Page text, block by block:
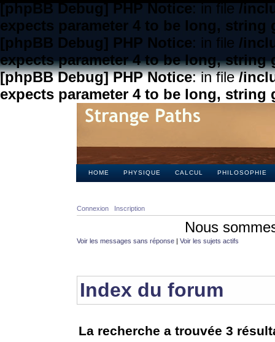
[phpBB Debug] PHP Notice: in file/
expects parameter 4 to be long, string
[phpBB Debug] PHP Notice: in file /
expects parameter 4 to be long, string
[phpBB Debug] PHP Notice: in file/
expects parameter 4 to be long, string
HOME PHYSIQUE CALCUL PHILOSOPHIE
Connexion Inscription
Nous
Voir les messages sans réponse | Voir les sujets actifs
Index du forum
La recherche a trouvée 3